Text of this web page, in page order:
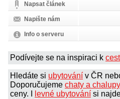
Napsat článek
Napište nám
Info o serveru
Podívejte se na inspiraci k
Hledáte si ubytování v ČR
Doporučujeme chaty a
ceny. I
levné ubytování si